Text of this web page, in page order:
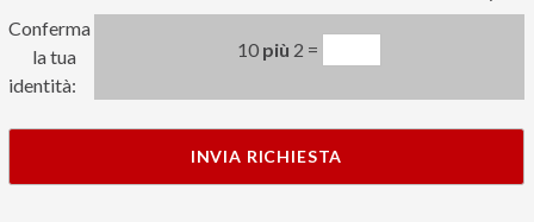
Conferma
la tua
identità:
10 più 2 =